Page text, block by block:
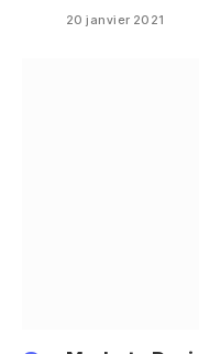
20 janvier 2021